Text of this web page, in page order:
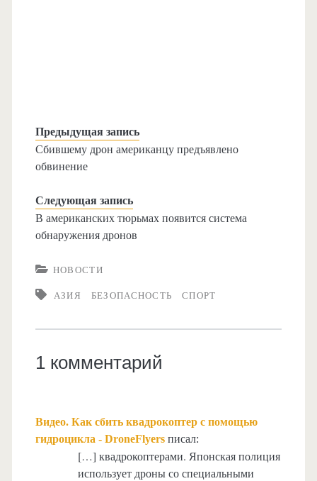
Предыдущая запись
Сбившему дрон американцу предъявлено
обвинение
Следующая запись
В американских тюрьмах появится система
обнаружения дронов
НОВОСТИ
АЗИЯ
БЕЗОПАСНОСТЬ СПОРТ
1 комментарий
Видео. Как сбить квадрокоптер с помощью
гидроцикла - DroneFlyers писал:
[…] квадрокоптерами. Японская полиция
использует дроны со специальными